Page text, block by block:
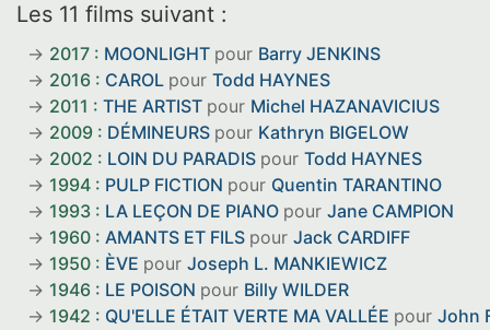
Les 11 films suivant :
2017 : MOONLIGHT pour Barry JENKINS
2016 : CAROL pour Todd HAYNES
2011 : THE ARTIST pour Michel HAZANAVICIUS
2009 : DÉMINEURS pour Kathryn BIGELOW
2002 : LOIN DU PARADIS pour Todd HAYNES
1994 : PULP FICTION pour Quentin TARANTINO
1993 : LA LEÇON DE PIANO pour Jane CAMPION
1960 : AMANTS ET FILS pour Jack CARDIFF
1950 : ÈVE pour Joseph L. MANKIEWICZ
1946 : LE POISON pour Billy WILDER
1942 : QU'ELLE ÉTAIT VERTE MA VALLÉE pour John